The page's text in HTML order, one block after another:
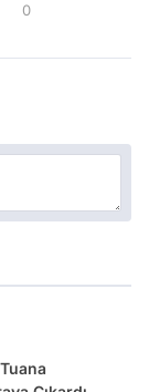
0